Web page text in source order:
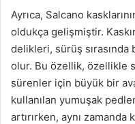
Ayrıca, Salcano
oldukça gelişmiştir.
delikleri, sürüş sırasında
olur. Bu özellik, özellikle
sürenler için büyük bir
kullanılan yumuşak
artırırken, aynı zamanda